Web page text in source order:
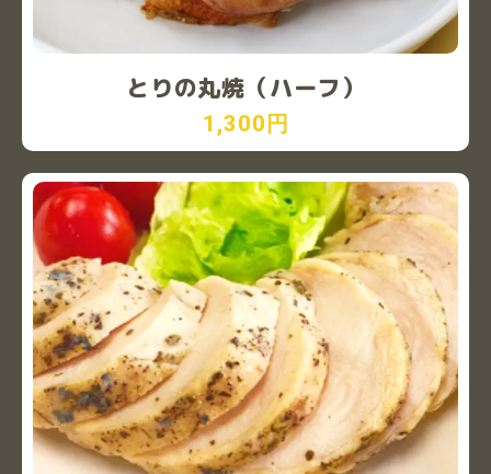
とりの丸焼（ハーフ）
1,300円